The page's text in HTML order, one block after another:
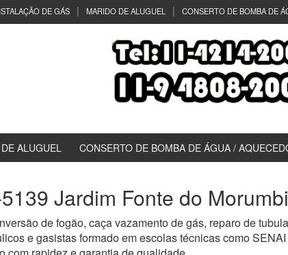
DE GÁS MARIDO DE ALUGUEL CONSERTO DE BOMBA DE
ALUGUEL CONSERTO DE BOMBA DE ÁGUA /
Jardim Fonte do Morumbi
de fogão, caça vazamento de gás, reparo de
e gasistas formado em escolas técnicas como